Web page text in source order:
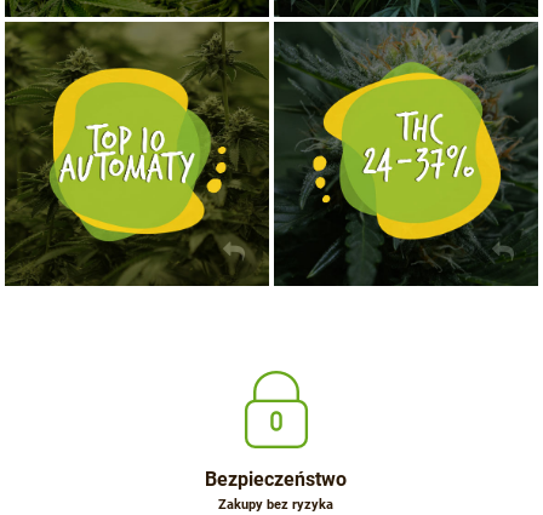
NASIONA MARIHUANY TOP 10 AUTOFLOWERING
KUP TERAZ MOCNE ODMIANY MARIHUANY THC OD 24 - 37%
KUP TERAZ
Bezpieczeństwo
Zakupy bez ryzyka